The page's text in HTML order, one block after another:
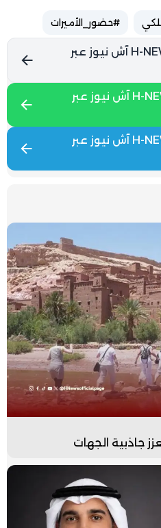
#حضور_الأميرات
تابع آخر الأخبار من H-NEWS آش نيوز عبر
تابع آخر الأخبار من H-NEWS آش نيوز عبر
تابع آخر الأخبار من H-NEWS آش نيوز عبر
جاذبية الجهات